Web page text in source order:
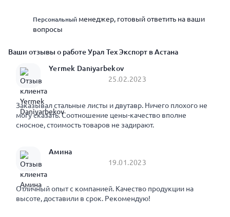
Персональный менеджер, готовый ответить на ваши
вопросы
Ваши отзывы о работе Урал Тех Экспорт в Астана
Yermek Daniyarbekov
25.02.2023
Заказывал стальные листы и двутавр. Ничего плохого не
могу сказать. Соотношение цены-качество вполне
сносное, стоимость товаров не задирают.
Амина
19.01.2023
Отличный опыт с компанией. Качество продукции на
высоте, доставили в срок. Рекомендую!